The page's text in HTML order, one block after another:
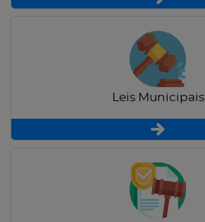
Leis Municipais